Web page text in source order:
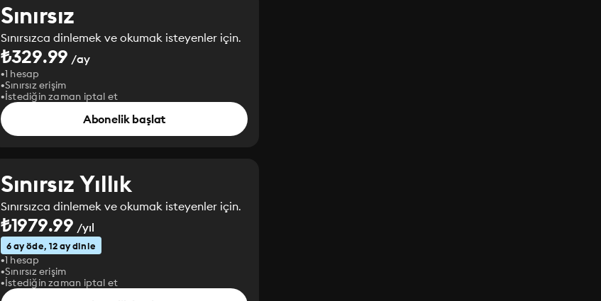
Sınırsız
Sınırsızca dinlemek ve okumak isteyenler için.
₺329.99 /ay
1 hesap
Sınırsız erişim
İstediğin zaman iptal et
Abonelik başlat
Sınırsız Yıllık
Sınırsızca dinlemek ve okumak isteyenler için.
₺1979.99 /yıl
6 ay öde, 12 ay dinle
1 hesap
Sınırsız erişim
İstediğin zaman iptal et